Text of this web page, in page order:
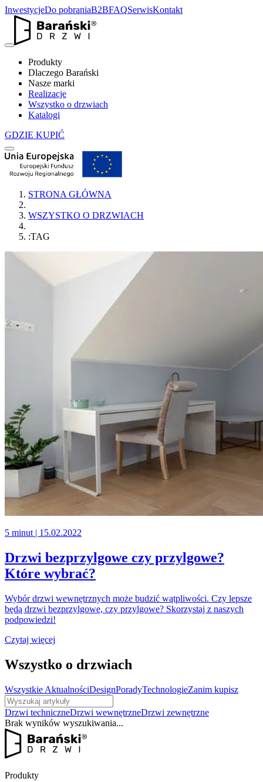
InwestycjeDo pobraniaB2BFAQSerwisKontakt
Produkty
Dlaczego Barański
Nasze marki
Realizacje
Wszystko o drzwiach
Katalogi
GDZIE KUPIĆ
STRONA GŁÓWNA
WSZYSTKO O DRZWIACH
:TAG
5 minut | 15.02.2022
Drzwi bezprzylgowe czy przylgowe?
Które wybrać?
Wybór drzwi wewnętrznych może budzić wątpliwości. Czy lepsze
będą drzwi bezprzylgowe, czy przylgowe? Skorzystaj z naszych
podpowiedzi!
Czytaj więcej
Wszystko o drzwiach
Wszystkie AktualnościDesignPoradyTechnologieZanim kupisz
Drzwi techniczneDrzwi wewnętrzneDrzwi zewnętrzne
Brak wyników wyszukiwania...
Produkty